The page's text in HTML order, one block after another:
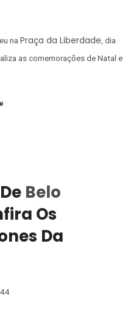
na Praça da Liberdade , dia
as comemorações de Natal e
Belo
Os
Da